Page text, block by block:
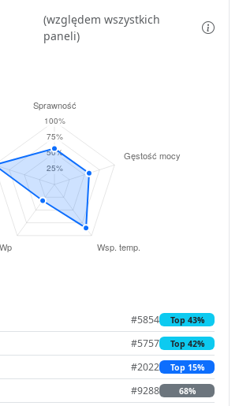
(względem wszystkich
paneli)
#5854 Top 43%
#5757 Top 42%
#2022 Top 15%
#9288 68%